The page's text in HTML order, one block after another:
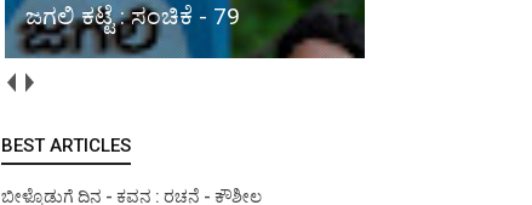
ಜಗಲಿ ಕಟ್ಟೆ : ಸಂಚಿಕೆ - 79
BEST ARTICLES
ಬೀಳ್ಕೊಡುಗೆ ದಿನ - ಕವನ : ರಚನೆ - ಕೌಶೀಲ